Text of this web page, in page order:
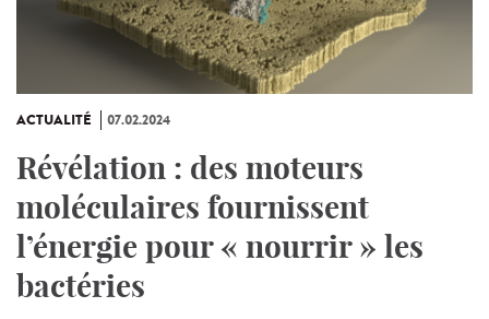
ACTUALITÉ 07.02.2024
Révélation : des moteurs
moléculaires fournissent
l’énergie pour « nourrir » les
bactéries